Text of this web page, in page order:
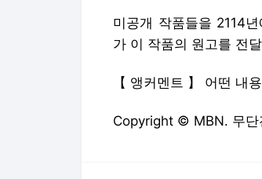
미공개 작품들을 2114
가 이 작품의 원고를 전
【 앵커멘트 】 어떤 내
Copyright © MBN. 무단